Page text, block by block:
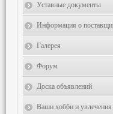
Уставные документы
Информация о
Галерея
Форум
Доска объявлений
Ваши хобби и увлечения